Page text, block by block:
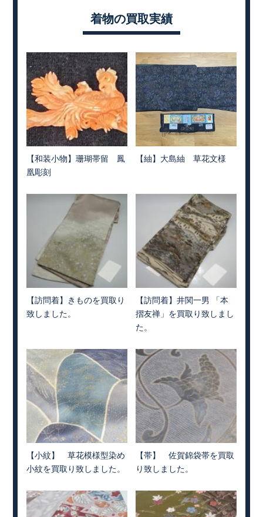
着物の買取実績
【和装小物】珊瑚帯留 鳳
凰彫刻
【紬】大島紬 草花文様
【訪問着】きものを買取り
致しました。
【訪問着】井関一男 「本
摺友禅」を買取り致しまし
た。
【小紋】 草花模様型染め
小紋を買取り致しました。
【帯】 佐賀錦袋帯を買取
り致しました。